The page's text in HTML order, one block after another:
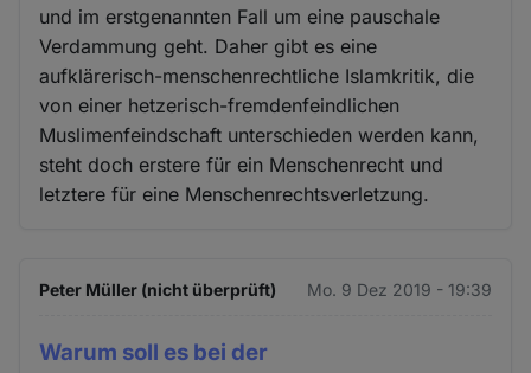
und im erstgenannten Fall um eine pauschale
Verdammung geht. Daher gibt es eine
aufklärerisch-menschenrechtliche Islamkritik, die
von einer hetzerisch-fremdenfeindlichen
Muslimenfeindschaft unterschieden werden kann,
steht doch erstere für ein Menschenrecht und
letztere für eine Menschenrechtsverletzung.
Peter Müller (nicht überprüft) Mo. 9 Dez 2019 - 19:39
Warum soll es bei der